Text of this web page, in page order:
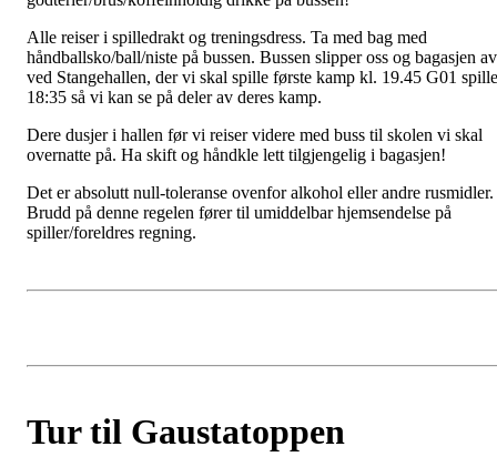
Alle reiser i spilledrakt og treningsdress. Ta med bag med
håndballsko/ball/niste på bussen. Bussen slipper oss og bagasjen av
ved Stangehallen, der vi skal spille første kamp kl. 19.45 G01
18:35 så vi kan se på deler av deres kamp.
Dere dusjer i hallen før vi reiser videre med buss til skolen vi skal
overnatte på. Ha skift og håndkle lett tilgjengelig i bagasjen!
Det er absolutt null-toleranse ovenfor alkohol eller andre rusmidler.
Brudd på denne regelen fører til umiddelbar hjemsendelse på
spiller/foreldres regning.
Tur til Gaustatoppen